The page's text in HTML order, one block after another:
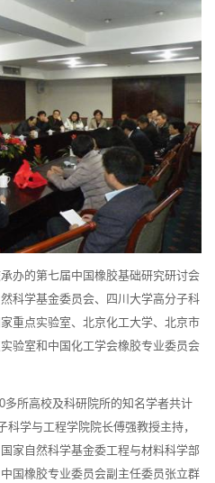
办的第七届中国橡胶基础研究研讨会
科学基金委员会、四川大学高分子科
重点实验室、北京化工大学、北京市
验室和中国化工学会橡胶专业委员会
多所高校及科研院所的知名学者共计
学与工程学院院长傅强教授主持，
家自然科学基金委工程与材料科学部
国橡胶专业委员会副主任委员张立群